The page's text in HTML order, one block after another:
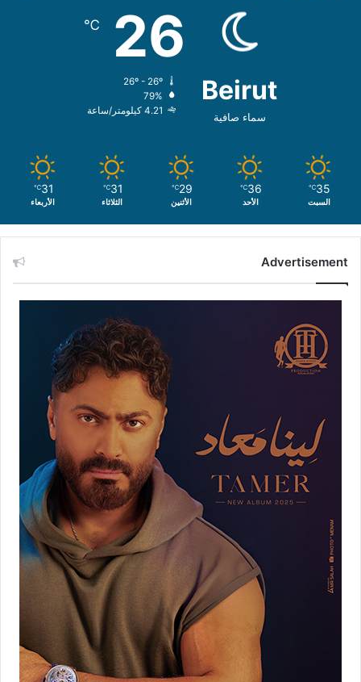
Beirut
سماء صافية
26
℃
79%
4.21 كيلومتر/ساعة
35
℃
السبت
36
℃
الأحد
29
℃
الأثنين
31
℃
الثلاثاء
31
℃
الأربعاء
Advertisement